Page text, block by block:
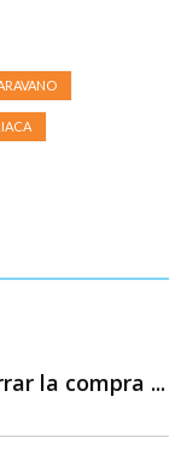
la compra ...